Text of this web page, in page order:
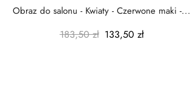
Obraz do salonu - Kwiaty - Czerwone maki -...
183,50 zł 133,50 zł